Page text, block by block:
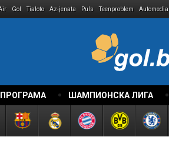
Gol Tialoto Az-jenata Puls Teenproblem Automedia
ШАМПИОНСКА ЛИГА